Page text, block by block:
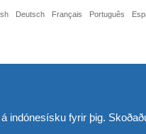
Deutsch Français Português
indónesísku fyrir þig.